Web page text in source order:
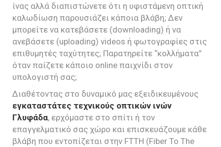
ίνας αλλά διαπιστώνετε ότι η υφιστάμενη οπτική
καλωδίωση παρουσιάζει κάποια βλάβη; Δεν
μπορείτε να κατεβάσετε (downloading) ή να
ανεβάσετε (uploading) videos ή φωτογραφίες στις
επιθυμητές ταχύτητες; Παρατηρείτε “κολλήματα”
όταν παίζετε κάποιο online παιχνίδι στον
υπολογιστή σας;
Διαθέτοντας στο δυναμικό μας εξειδικευμένους
εγκαταστάτες τεχνικούς οπτικών ινών
Γλυφάδα, ερχόμαστε στο σπίτι ή τον
επαγγελματικό σας χώρο και επισκευάζουμε κάθε
βλάβη που εντοπίζεται στην FTTH (Fiber To The